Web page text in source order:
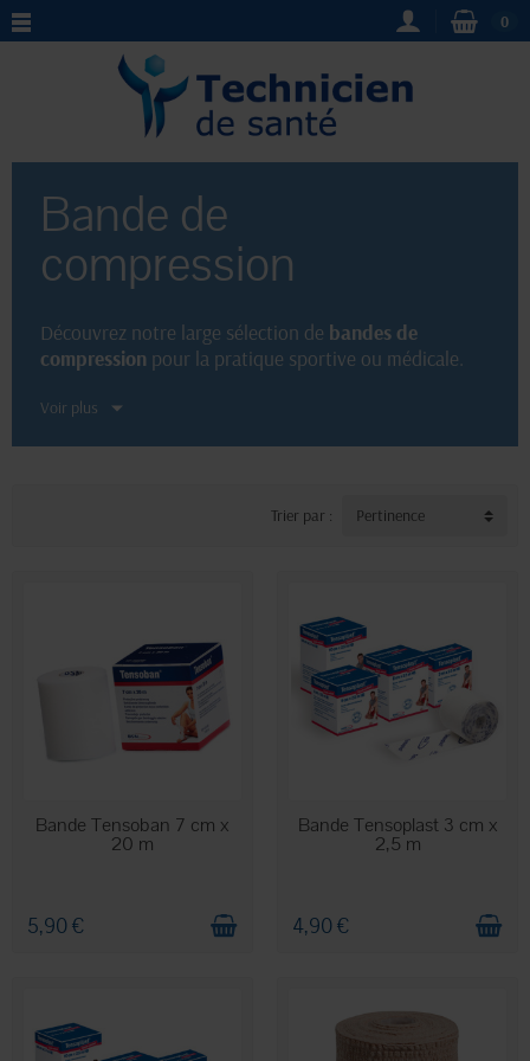
0
Bande de
compression
Découvrez notre large sélection de bandes de
compression pour la pratique sportive ou médicale.
bandes assurent une compression optimale et un
confiance à notre expertise et choisissez labande de
Voir plus
Trier par : Pertinence
EN STOCK
Bande Tensoban 7 cm x
20 m
5,90 €
EN STOCK
Bande Tensoplast 3 cm x
2,5 m
4,90 €